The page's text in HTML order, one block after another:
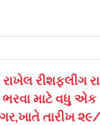
રીશફલીંગ
માટે વધુ એક
તારીખ